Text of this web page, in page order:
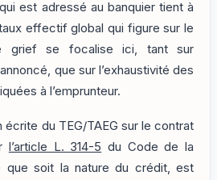
est adressé au banquier tient à
effectif global qui figure sur le
grief se focalise ici, tant sur
que sur l’exhaustivité des
à l’emprunteur.
écrite du TEG/TAEG sur le contrat
l’article L. 314-5 du Code de la
que soit la nature du crédit, est